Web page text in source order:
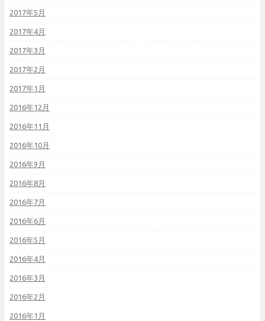
2017年5月
2017年4月
2017年3月
2017年2月
2017年1月
2016年12月
2016年11月
2016年10月
2016年9月
2016年8月
2016年7月
2016年6月
2016年5月
2016年4月
2016年3月
2016年2月
2016年1月